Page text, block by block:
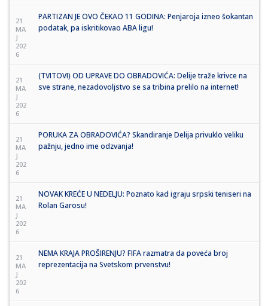
21
MA
J
202
6
PARTIZAN JE OVO ČEKAO 11 GODINA: Penjaroja izneo šokantan
podatak, pa iskritikovao ABA ligu!
21
MA
J
202
6
(TVITOVI) OD UPRAVE DO OBRADOVIĆA: Delije traže krivce na
sve strane, nezadovoljstvo se sa tribina prelilo na internet!
21
MA
J
202
6
PORUKA ZA OBRADOVIĆA? Skandiranje Delija privuklo veliku
pažnju, jedno ime odzvanja!
21
MA
J
202
6
NOVAK KREĆE U NEDELJU: Poznato kad igraju srpski teniseri na
Rolan Garosu!
21
MA
J
202
6
NEMA KRAJA PROŠIRENJU? FIFA razmatra da poveća broj
reprezentacija na Svetskom prvenstvu!